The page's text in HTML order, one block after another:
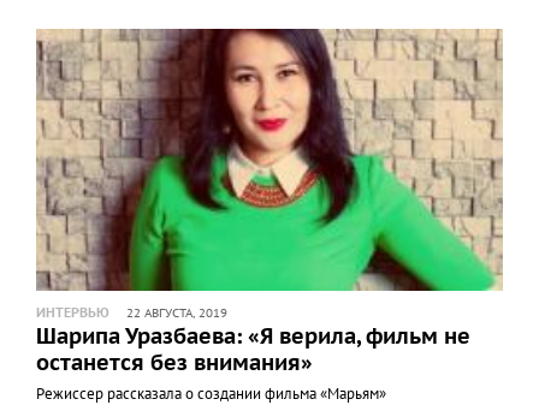
ИНТЕРВЬЮ 22 АВГУСТА, 2019
Шарипа Уразбаева: «Я верила, фильм не
останется без внимания»
Режиссер рассказала о создании фильма «Марьям»